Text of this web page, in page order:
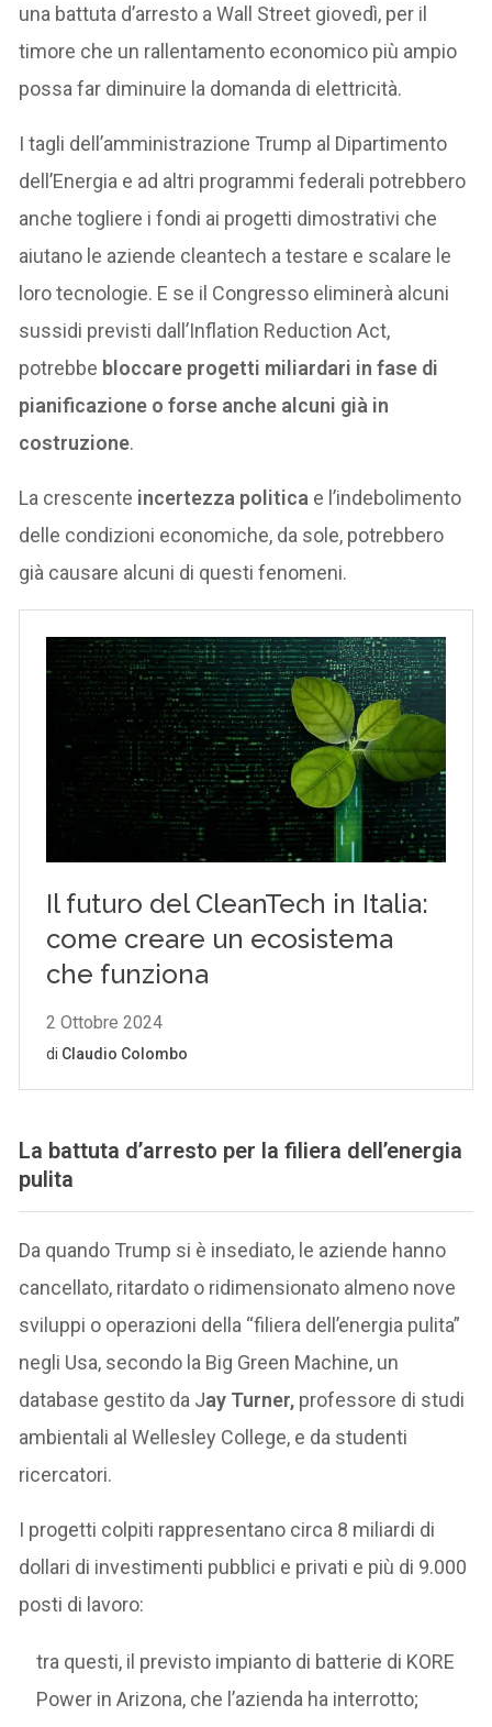
una battuta d’arresto a Wall Street giovedì, per il
timore che un rallentamento economico più ampio
possa far diminuire la domanda di elettricità.
I tagli dell’amministrazione Trump al Dipartimento
dell’Energia e ad altri programmi federali potrebbero
anche togliere i fondi ai progetti dimostrativi che
aiutano le aziende cleantech a testare e scalare le
loro tecnologie. E se il Congresso eliminerà alcuni
sussidi previsti dall’Inflation Reduction Act,
potrebbe bloccare progetti miliardari in fase di
pianificazione o forse anche alcuni già in
costruzione.
La crescente incertezza politica e l’indebolimento
delle condizioni economiche, da sole, potrebbero
già causare alcuni di questi fenomeni.
La battuta d’arresto per la filiera dell’energia
pulita
Da quando Trump si è insediato, le aziende hanno
cancellato, ritardato o ridimensionato almeno nove
sviluppi o operazioni della “filiera dell’energia pulita”
negli Usa, secondo la Big Green Machine, un
database gestito da Jay Turner, professore di studi
ambientali al Wellesley College, e da studenti
ricercatori.
I progetti colpiti rappresentano circa 8 miliardi di
dollari di investimenti pubblici e privati e più di 9.000
posti di lavoro:
tra questi, il previsto impianto di batterie di KORE
Power in Arizona, che l’azienda ha interrotto;